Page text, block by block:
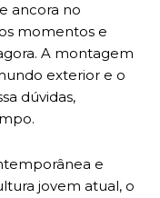
ancora no
momentos e
A montagem
exterior e o
dúvidas,
e
jovem atual, o